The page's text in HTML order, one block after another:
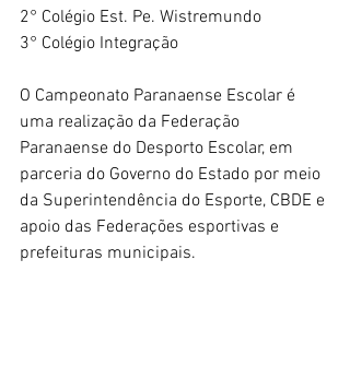
2° Colégio Est. Pe. Wistremundo
3° Colégio Integração
O Campeonato Paranaense Escolar é
uma realização da Federação
Paranaense do Desporto Escolar, em
parceria do Governo do Estado por meio
da Superintendência do Esporte, CBDE e
apoio das Federações esportivas e
prefeituras municipais.